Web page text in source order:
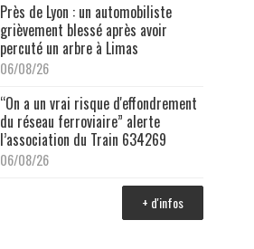
Près de Lyon : un automobiliste
grièvement blessé après avoir
percuté un arbre à Limas
06/08/26
“On a un vrai risque d'effondrement
du réseau ferroviaire” alerte
l’association du Train 634269
06/08/26
+ d'infos